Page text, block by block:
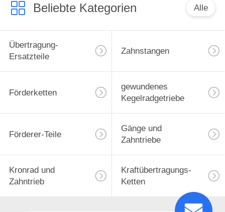
Beliebte Kategorien Alle
Übertragung-
Ersatzteile
Zahnstangen
Förderketten
gewundenes
Kegelradgetriebe
Förderer-Teile
Gänge und
Zahntriebe
Kronrad und
Zahntrieb
Kraftübertragungs-
Ketten